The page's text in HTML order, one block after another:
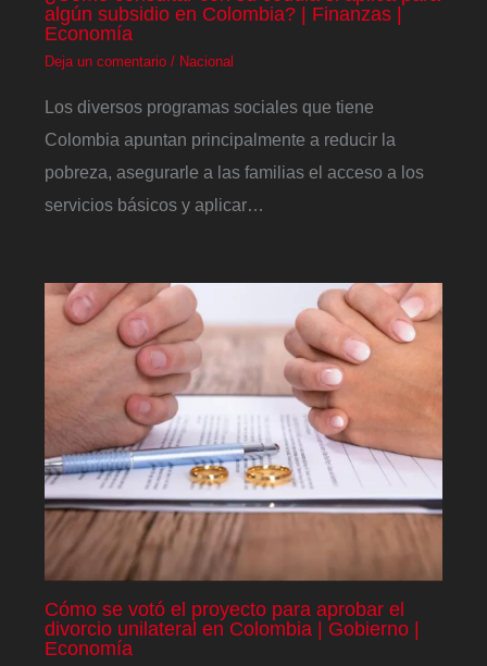
algún subsidio en Colombia? | Finanzas |
Economía
Deja un comentario / Nacional
Los diversos programas sociales que tiene
Colombia apuntan principalmente a reducir la
pobreza, asegurarle a las familias el acceso a los
servicios básicos y aplicar…
Cómo se votó el proyecto para aprobar el
divorcio unilateral en Colombia | Gobierno |
Economía